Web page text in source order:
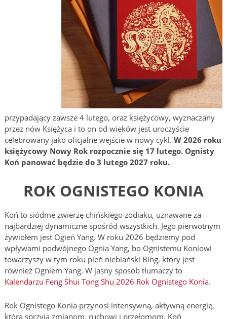
przypadający zawsze 4 lutego, oraz księżycowy, wyznaczany
przez nów Księżyca i to on od wieków jest uroczyście
celebrowany jako oficjalne wejście w nowy cykl. W 2026 roku
księżycowy Nowy Rok rozpocznie się 17 lutego. Ognisty
Koń panować będzie do 3 lutego 2027 roku.
ROK OGNISTEGO KONIA
Koń to siódme zwierzę chińskiego zodiaku, uznawane za
najbardziej dynamiczne spośród wszystkich. Jego pierwotnym
żywiołem jest Ogień Yang. W roku 2026 będziemy pod
wpływami podwójnego Ognia Yang, bo Ognistemu Koniowi
towarzyszy w tym roku pień niebiański Bing, który jest
również Ogniem Yang. W jasny sposób tłumaczy to
Kalendarzu Feng Shui Tong Shu 2026 Rok Ognistego Konia.
Rok Ognistego Konia przynosi intensywną, aktywną energię,
która sprzyja zmianom, ruchowi i przełomom. Koń